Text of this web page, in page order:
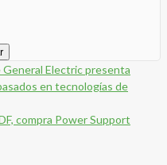
General Electric presenta
en tecnologías de
compra Power Support